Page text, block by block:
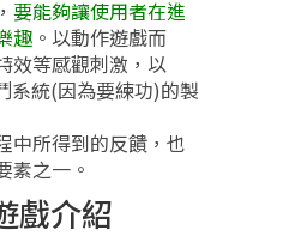
要能夠讓使用者在進
趣 。以動作遊戲而
效等感觀刺激，以
系統(因為要練功)的製
中所得到的反饋，也
素之一。
戲介紹